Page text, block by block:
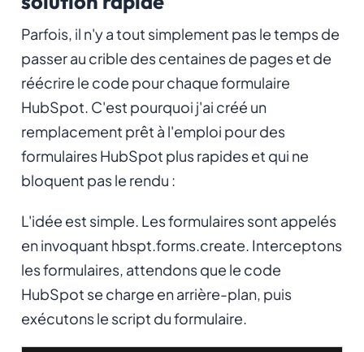
Parfois, il n'y a tout simplement pas le temps de
passer au crible des centaines de pages et de
réécrire le code pour chaque formulaire
HubSpot. C'est pourquoi j'ai créé un
remplacement prêt à l'emploi pour des
formulaires HubSpot plus rapides et qui ne
bloquent pas le rendu :
L'idée est simple. Les formulaires sont appelés
en invoquant hbspt.forms.create . Interceptons
les formulaires, attendons que le code
HubSpot se charge en arrière-plan, puis
exécutons le script du formulaire.